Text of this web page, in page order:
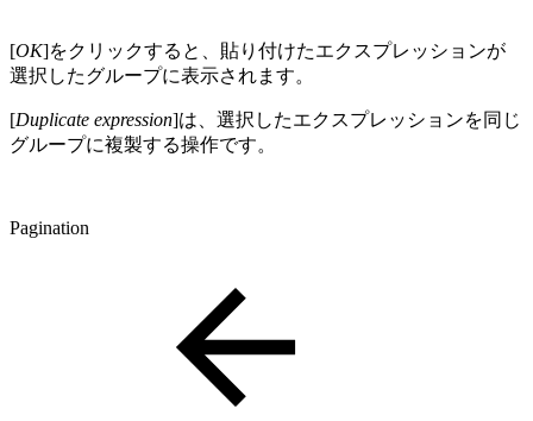
[OK]をクリックすると、貼り付けたエクスプレッションが
選択したグループに表示されます。
[Duplicate expression]は、選択したエクスプレッションを同じ
グループに複製する操作です。
Pagination